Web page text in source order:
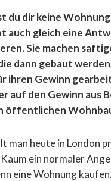
du dir keine
auch gleich eine
Sie machen
dann gebaut
ihren Gewinn
auf den Gewinn aus
öffentlichen
man heute in London
ein normaler
eine Wohnung